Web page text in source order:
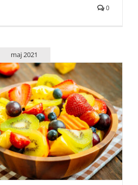
0
maj 2021
Kako bolje jesti?
Saveti